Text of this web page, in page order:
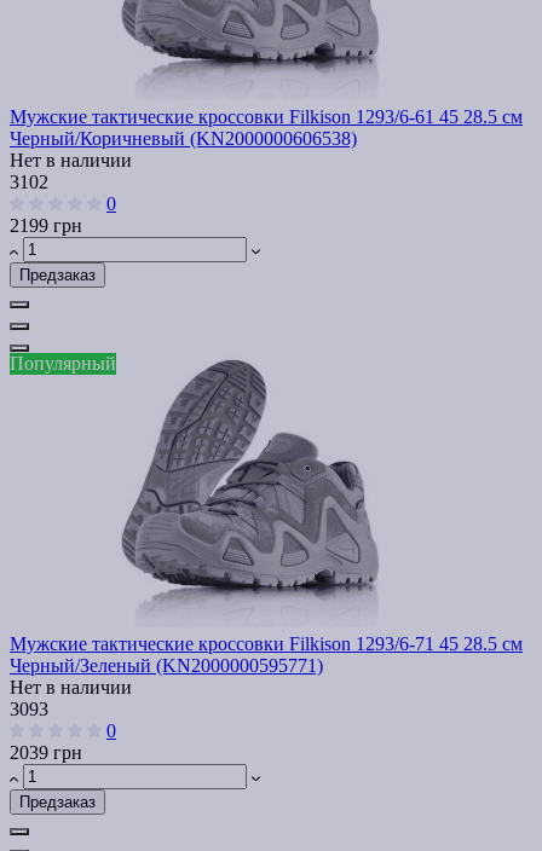
Мужские тактические кроссовки Filkison 1293/6-61 45 28.5 см
Черный/Коричневый (KN2000000606538)
Нет в наличии
3102
0
2199 грн
Предзаказ
Популярный
Мужские тактические кроссовки Filkison 1293/6-71 45 28.5 см
Черный/Зеленый (KN2000000595771)
Нет в наличии
3093
0
2039 грн
Предзаказ